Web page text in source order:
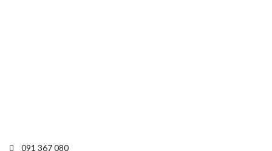
091 367 080